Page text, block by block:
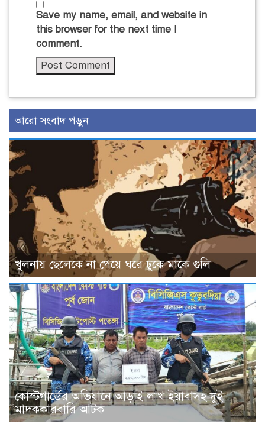
Save my name, email, and website in
this browser for the next time I
comment.
আরো সংবাদ পড়ুন
খুলনায় ছেলেকে না পেয়ে ঘরে ঢুকে মাকে গুলি
কোস্টগার্ডের অভিযানে আড়াই লাখ ইয়াবাসহ দুই
মাদককারবারি আটক